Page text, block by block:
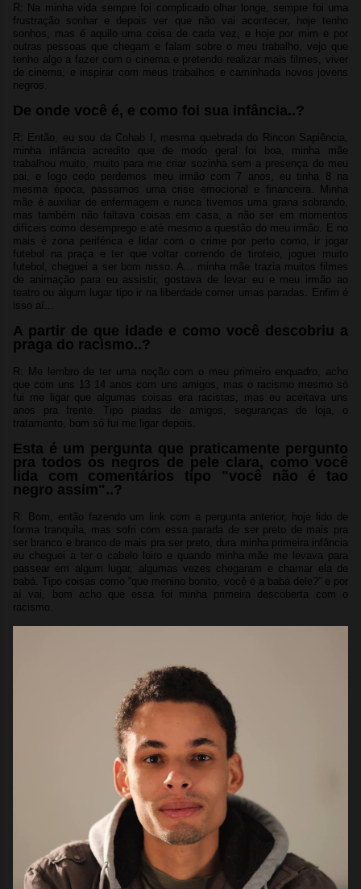
R: Na minha vida sempre foi complicado olhar longe, sempre foi uma
frustração sonhar e depois ver que não vai acontecer, hoje tenho
sonhos, mas é aquilo uma coisa de cada vez, e hoje por mim e por
outras pessoas que chegam e falam sobre o meu trabalho, vejo que
tenho algo a fazer com o cinema e pretendo realizar mais filmes, viver
de cinema, e inspirar com meus trabalhos e caminhada novos jovens
negros.
De onde você é, e como foi sua infância..?
R: Então, eu sou da Cohab I, mesma quebrada do Rincon Sapiência,
minha infância acredito que de modo geral foi boa, minha mãe
trabalhou muito, muito para me criar sozinha sem a presença do meu
pai, e logo cedo perdemos meu irmão com 7 anos, eu tinha 8 na
mesma época, passamos uma crise emocional e financeira. Minha
mãe é auxiliar de enfermagem e nunca tivemos uma grana sobrando,
mas também não faltava coisas em casa, a não ser em momentos
difíceis como desemprego e até mesmo a questão do meu irmão. E no
mais é zona periférica e lidar com o crime por perto como, ir jogar
futebol na praça e ter que voltar correndo de tiroteio, joguei muito
futebol, cheguei a ser bom nisso. A... minha mãe trazia muitos filmes
de animação para eu assistir, gostava de levar eu e meu irmão ao
teatro ou algum lugar tipo ir na liberdade comer umas paradas. Enfim é
isso aí...
A partir de que idade e como você descobriu a
praga do racismo..?
R: Me lembro de ter uma noção com o meu primeiro enquadro, acho
que com uns 13 14 anos com uns amigos, mas o racismo mesmo só
fui me ligar que algumas coisas era racistas, mas eu aceitava uns
anos pra frente. Tipo piadas de amigos, seguranças de loja, o
tratamento, bom só fui me ligar depois.
Esta é um pergunta que praticamente pergunto
pra todos os negros de pele clara, como você
lida com comentários tipo "você não é tao
negro assim"..?
R: Bom, então fazendo um link com a pergunta anterior, hoje lido de
forma tranquila, mas sofri com essa parada de ser preto de mais pra
ser branco e branco de mais pra ser preto, dura minha primeira infância
eu cheguei a ter o cabelo loiro e quando minha mãe me levava para
passear em algum lugar, algumas vezes chegaram e chamar ela de
babá. Tipo coisas como “que menino bonito, você é a babá dele?” e por
aí vai, bom acho que essa foi minha primeira descoberta com o
racismo.